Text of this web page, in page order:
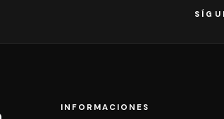
INFORMACIONES